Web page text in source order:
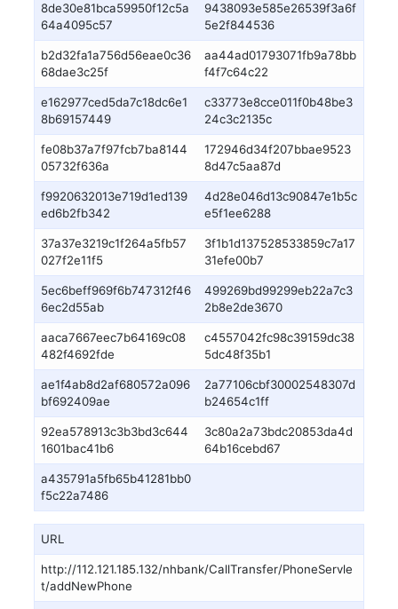
8de30e81bca59950f12c5a
64a4095c57
9438093e585e26539f3a6f
5e2f844536
b2d32fa1a756d56eae0c36
68dae3c25f
aa44ad01793071fb9a78bb
f4f7c64c22
e162977ced5da7c18dc6e1
8b69157449
c33773e8cce011f0b48be3
24c3c2135c
fe08b37a7f97fcb7ba8144
05732f636a
172946d34f207bbae9523
8d47c5aa87d
f9920632013e719d1ed139
ed6b2fb342
4d28e046d13c90847e1b5c
e5f1ee6288
37a37e3219c1f264a5fb57
027f2e11f5
3f1b1d137528533859c7a17
31efe00b7
5ec6beff969f6b747312f46
6ec2d55ab
499269bd99299eb22a7c3
2b8e2de3670
aaca7667eec7b64169c08
482f4692fde
c4557042fc98c39159dc38
5dc48f35b1
ae1f4ab8d2af680572a096
bf692409ae
2a77106cbf30002548307d
b24654c1ff
92ea578913c3b3bd3c644
1601bac41b6
3c80a2a73bdc20853da4d
64b16cebd67
a435791a5fb65b41281bb0
f5c22a7486
URL
http://112.121.185.132/nhbank/CallTransfer/PhoneServle
t/addNewPhone